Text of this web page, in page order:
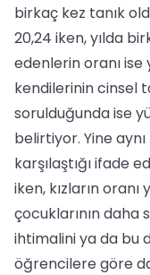
birkaç kez tanık
20,24 iken, yılda
edenlerin oranı ise
kendilerinin cinsel
sorulduğunda ise
belirtiyor. Yine
karşılaştığı ifade
iken, kızların
çocuklarının daha
ihtimalini ya da bu
öğrencilere göre